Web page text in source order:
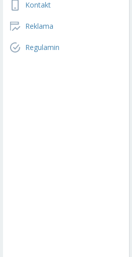
Kontakt
Reklama
Regulamin